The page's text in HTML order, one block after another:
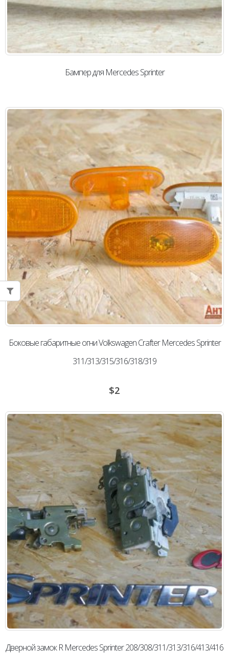
Бампер для Mercedes Sprinter
Боковые габаритные огни Volkswagen Сrafter Mercedes Sprinter
311/313/315/316/318/319
$2
Дверной замок R Mercedes Sprinter 208/308/311/313/316/413/416